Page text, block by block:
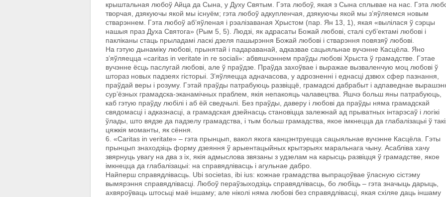
крыштальная любоў Айца да Сына, у Духу Святым. Гэта любоў, якая з Сына сплывае на нас. Гэта
творчая, дзякуючы якой мы існуём; гэта любоў адкупленчая, дзякуючы якой мы з’яўляемся новым
стварэннем. Гэта любоў аб’яўленая i рэалізаваная Хрыстом (пар. Ян 13, 1), якая «вылілася ў сэрцы
нашыя праз Духа Святога» (Рым 5, 5). Людзі, як адрасаты Божай любові, сталі суб’ектамі любові i
пакліканы стаць прыладамі ласкі дзеля пашырэння Божай любові i стварэння повязяў любові.
На гэтую дынаміку любові, прынятай і падараванай, адказвае сацыяльнае вучэнне Касцёла. Яно
з’яўляецца «caritas in veritate in re sociali»: абвяшчэннем праўды любові Хрыста ў грамадстве. Гэтае
вучэнне ёсць паслугай любові, але ў праўдзе. Праўда захоўвае i выражае вызваленчую моц любові ў
штораз новых падзеях гісторыі. З’яўляецца адначасова, у адрозненні i еднасці дзвюх сфер пазнання,
праўдай веры i розуму. Гэтай праўды патрабуюць развіццё, грамадскі дабрабыт i адпаведнае
сур’ёзных грамадска-эканамічных праблем, якія непакояць чалавецтва. Яшчэ больш яны патрабуюць,
каб гэтую праўду любілі i аб ёй сведчылі. Без праўды, даверу і любові да праўды няма грамадскай
свядомасці i адказнасці, а грамадская дзейнасць становіцца залежнай ад прыватных інтарэсаў i логікі
ўлады, што вядзе да падзелу грамадства, і тым больш грамадства, якое імкнецца да глабалізацыі ў
цяжкія моманты, як сёння.
6. «Caritas in veritate» – гэта прынцып, вакол якога канцэнтруецца сацыяльнае вучэнне Касцёла. Гэты
прынцып знаходзіць форму дзеяння ў арыентацыйных крытэрыях маральнага чыну. Асабліва хачу
звярнуць увагу на два з іх, якія адмыслова звязаны з удзелам на карысць развіцця ў грамадстве, якое
імкнецца да глабалізацыі: на справядлівасць i агульнае дабро.
Найперш справядлівасць. Ubi societas, ibi ius: кожнае грамадства выпрацоўвае ўласную сістэму
вымярэння справядлівасці. Любоў пераўзыходзіць справядлівасць, бо любіць – гэта значыць дарыць,
ахвяроўваць штосьці маё іншаму; але ніколі няма любові без справядлівасці, якая схіляе даць іншаму